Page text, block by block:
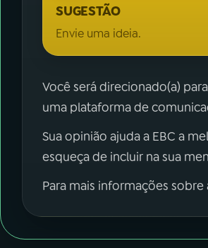
SUGESTÃO
Envie uma ideia.
Você será direcionado(a)
uma plataforma de
Sua opinião ajuda a EBC a
esqueça de incluir na sua
Para mais informações